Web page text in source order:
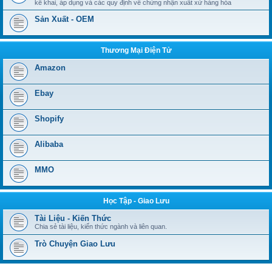
kê khai, áp dụng và các quy định về chứng nhận xuất xứ hàng hóa
Sản Xuất - OEM
Thương Mại Điện Tử
Amazon
Ebay
Shopify
Alibaba
MMO
Học Tập - Giao Lưu
Tài Liệu - Kiến Thức
Chia sẻ tài liệu, kiến thức ngành và liên quan.
Trò Chuyện Giao Lưu